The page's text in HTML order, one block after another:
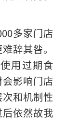
多家门店
辞其咎。
用过期食
影响门店
和机制性
依然故我